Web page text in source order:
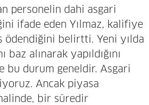
personelin dahi asgari
ifade eden Yılmaz, kalifiye
ödendiğini belirtti. Yeni yılda
alınarak yapıldığını
bu durum geneldir. Asgari
Ancak piyasa
bir süredir